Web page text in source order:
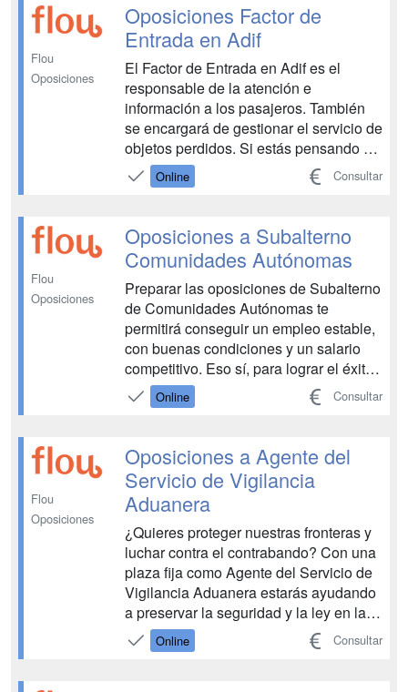
Flou
Oposiciones
Oposiciones Factor de
Entrada en Adif
El Factor de Entrada en Adif es el
responsable de la atención e
información a los pasajeros. También
se encargará de gestionar el servicio de
objetos perdidos. Si estás pensando en
preparar las oposiciones para Factor de
Entrada en Adif, esta es tu oportunidad
estabilidad laboral y personal que
necesitas...
Online Consultar
Flou
Oposiciones
Oposiciones a Subalterno
Comunidades Autónomas
Preparar las oposiciones de Subalterno
de Comunidades Autónomas te
permitirá conseguir un empleo estable,
con buenas condiciones y un salario
competitivo. Eso sí, para lograr el éxito
vas a necesitar preparar las pruebas y
exámenes a conciencia. En Flou somos
método de estudio propio pensado para
que puedas con...
Online Consultar
Flou
Oposiciones
Oposiciones a Agente del
Servicio de Vigilancia
Aduanera
¿Quieres proteger nuestras fronteras y
luchar contra el contrabando? Con una
plaza fija como Agente del Servicio de
Vigilancia Aduanera estarás ayudando
a preservar la seguridad y la ley en las
costas españolas. Oposita y ¡defiende
lo que importa!...
Online Consultar